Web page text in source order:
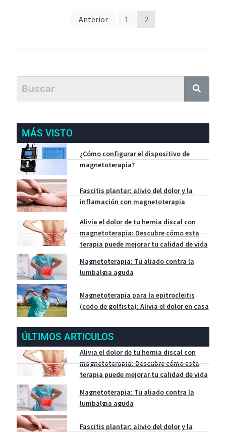
Anterior 1 2
MÁS VISTO
¿Cómo configurar el dispositivo de
magnetoterapia?
Fascitis plantar: alivio del dolor y la
inflamación con magnetoterapia
Alivia el dolor de tu hernia discal con
magnetoterapia: Descubre cómo esta
terapia puede mejorar tu calidad de vida
Magnetoterapia: Tu aliado contra la
lumbalgia aguda
Magnetoterapia para la epitrocleitis
(codo de golfista): Alivia el dolor en casa
ÚLTIMOS ARTICULOS
Alivia el dolor de tu hernia discal con
magnetoterapia: Descubre cómo esta
terapia puede mejorar tu calidad de vida
Magnetoterapia: Tu aliado contra la
lumbalgia aguda
Fascitis plantar: alivio del dolor y la